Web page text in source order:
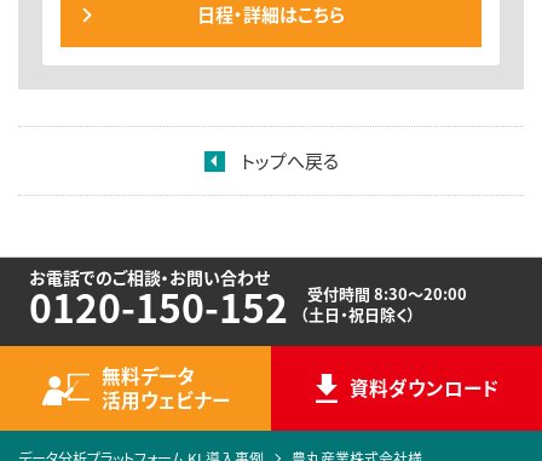
日程・詳細はこちら
トップへ戻る
お電話でのご相談・お問い合わせ
0120-150-152
受付時間 8:30～20:00
（土日・祝日除く）
無料データ
活用ウェビナー
資料ダウンロード